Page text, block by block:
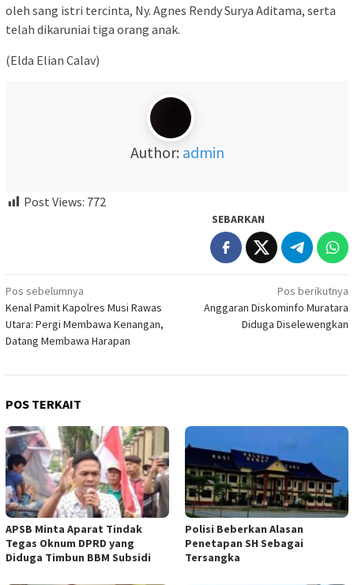
oleh sang istri tercinta, Ny. Agnes Rendy Surya Aditama, serta
telah dikaruniai tiga orang anak.
(Elda Elian Calav)
Author: admin
Post Views: 772
SEBARKAN
Navigasi
pos
Pos sebelumnya
Kenal Pamit Kapolres Musi Rawas
Utara: Pergi Membawa Kenangan,
Datang Membawa Harapan
Pos berikutnya
Anggaran Diskominfo Muratara
Diduga Diselewengkan
POS TERKAIT
APSB Minta Aparat Tindak
Tegas Oknum DPRD yang
Diduga Timbun BBM Subsidi
Polisi Beberkan Alasan
Penetapan SH Sebagai
Tersangka